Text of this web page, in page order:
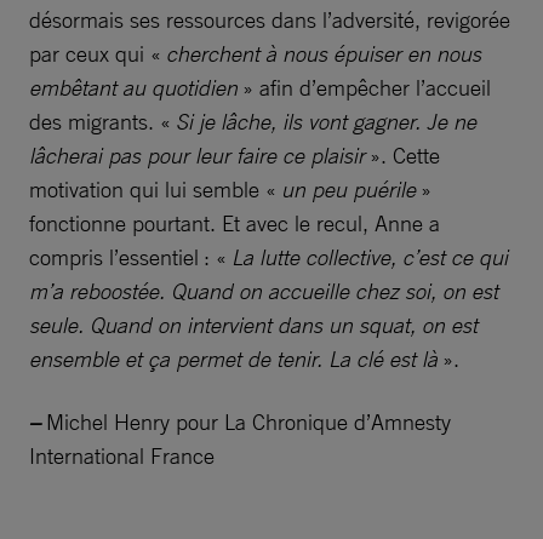
désormais ses ressources dans l’adversité, revigorée
par ceux qui « cherchent à nous épuiser en nous
embêtant au quotidien » afin d’empêcher l’accueil
des migrants. « Si je lâche, ils vont gagner. Je ne
lâcherai pas pour leur faire ce plaisir». Cette
motivation qui lui semble « un peu puérile »
fonctionne pourtant. Et avec le recul, Anne a
compris l’essentiel : « La lutte collective, c’est ce qui
m’a reboostée. Quand on accueille chez soi, on est
seule. Quand on intervient dans un squat, on est
ensemble et ça permet de tenir. La clé est là ».
–Michel Henry pour La Chronique d’Amnesty
International France